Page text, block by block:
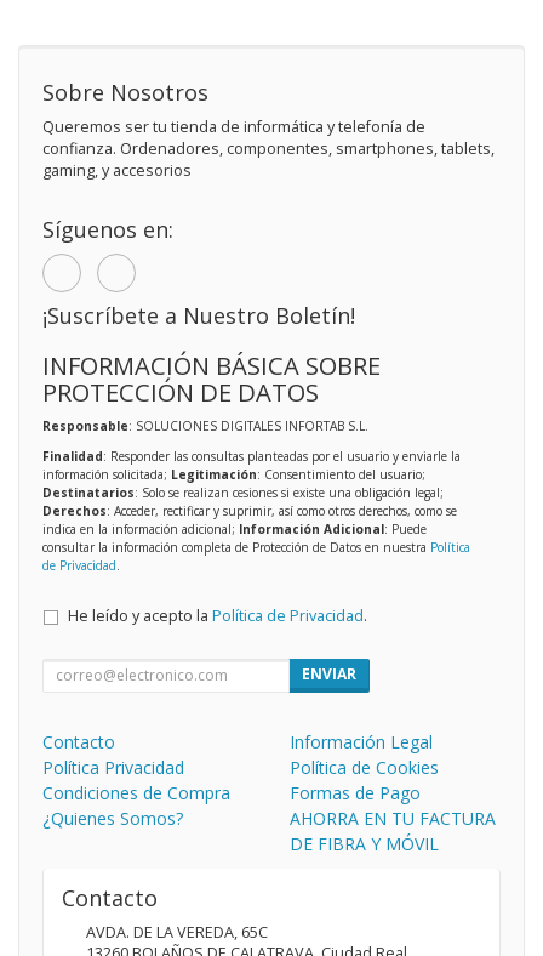
Sobre Nosotros
Queremos ser tu tienda de informática y telefonía de
confianza. Ordenadores, componentes, smartphones, tablets,
gaming, y accesorios
Síguenos en:
¡Suscríbete a Nuestro Boletín!
INFORMACIÓN BÁSICA SOBRE
PROTECCIÓN DE DATOS
Responsable: SOLUCIONES DIGITALES INFORTAB S.L.
Finalidad: Responder las consultas planteadas por el usuario y enviarle la
información solicitada; Legitimación: Consentimiento del usuario;
Destinatarios: Solo se realizan cesiones si existe una obligación legal;
Derechos: Acceder, rectificar y suprimir, así como otros derechos, como se
indica en la información adicional; Información Adicional: Puede
consultar la información completa de Protección de Datos en nuestra Política
de Privacidad
He leído y acepto la Política de Privacidad.
ENVIAR
Contacto
Información Legal
Política Privacidad
Política de Cookies
Condiciones de Compra
Formas de Pago
¿Quienes Somos?
AHORRA EN TU FACTURA
DE FIBRA Y MÓVIL
Contacto
AVDA. DE LA VEREDA, 65C